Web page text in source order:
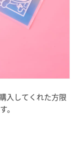
入してくれた方限
。